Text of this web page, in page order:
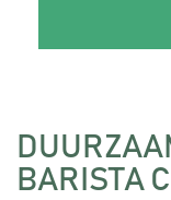
BARISTA